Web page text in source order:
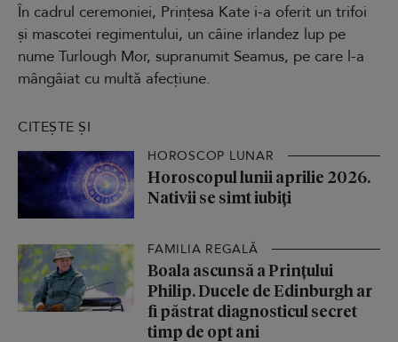
În cadrul ceremoniei, Prințesa Kate i-a oferit un trifoi
și mascotei regimentului, un câine irlandez lup pe
nume Turlough Mor, supranumit Seamus, pe care l-a
mângâiat cu multă afecțiune.
CITEȘTE ȘI
HOROSCOP LUNAR
Horoscopul lunii aprilie 2026.
Nativii se simt iubiți
FAMILIA REGALĂ
Boala ascunsă a Prințului
Philip. Ducele de Edinburgh ar
fi păstrat diagnosticul secret
timp de opt ani